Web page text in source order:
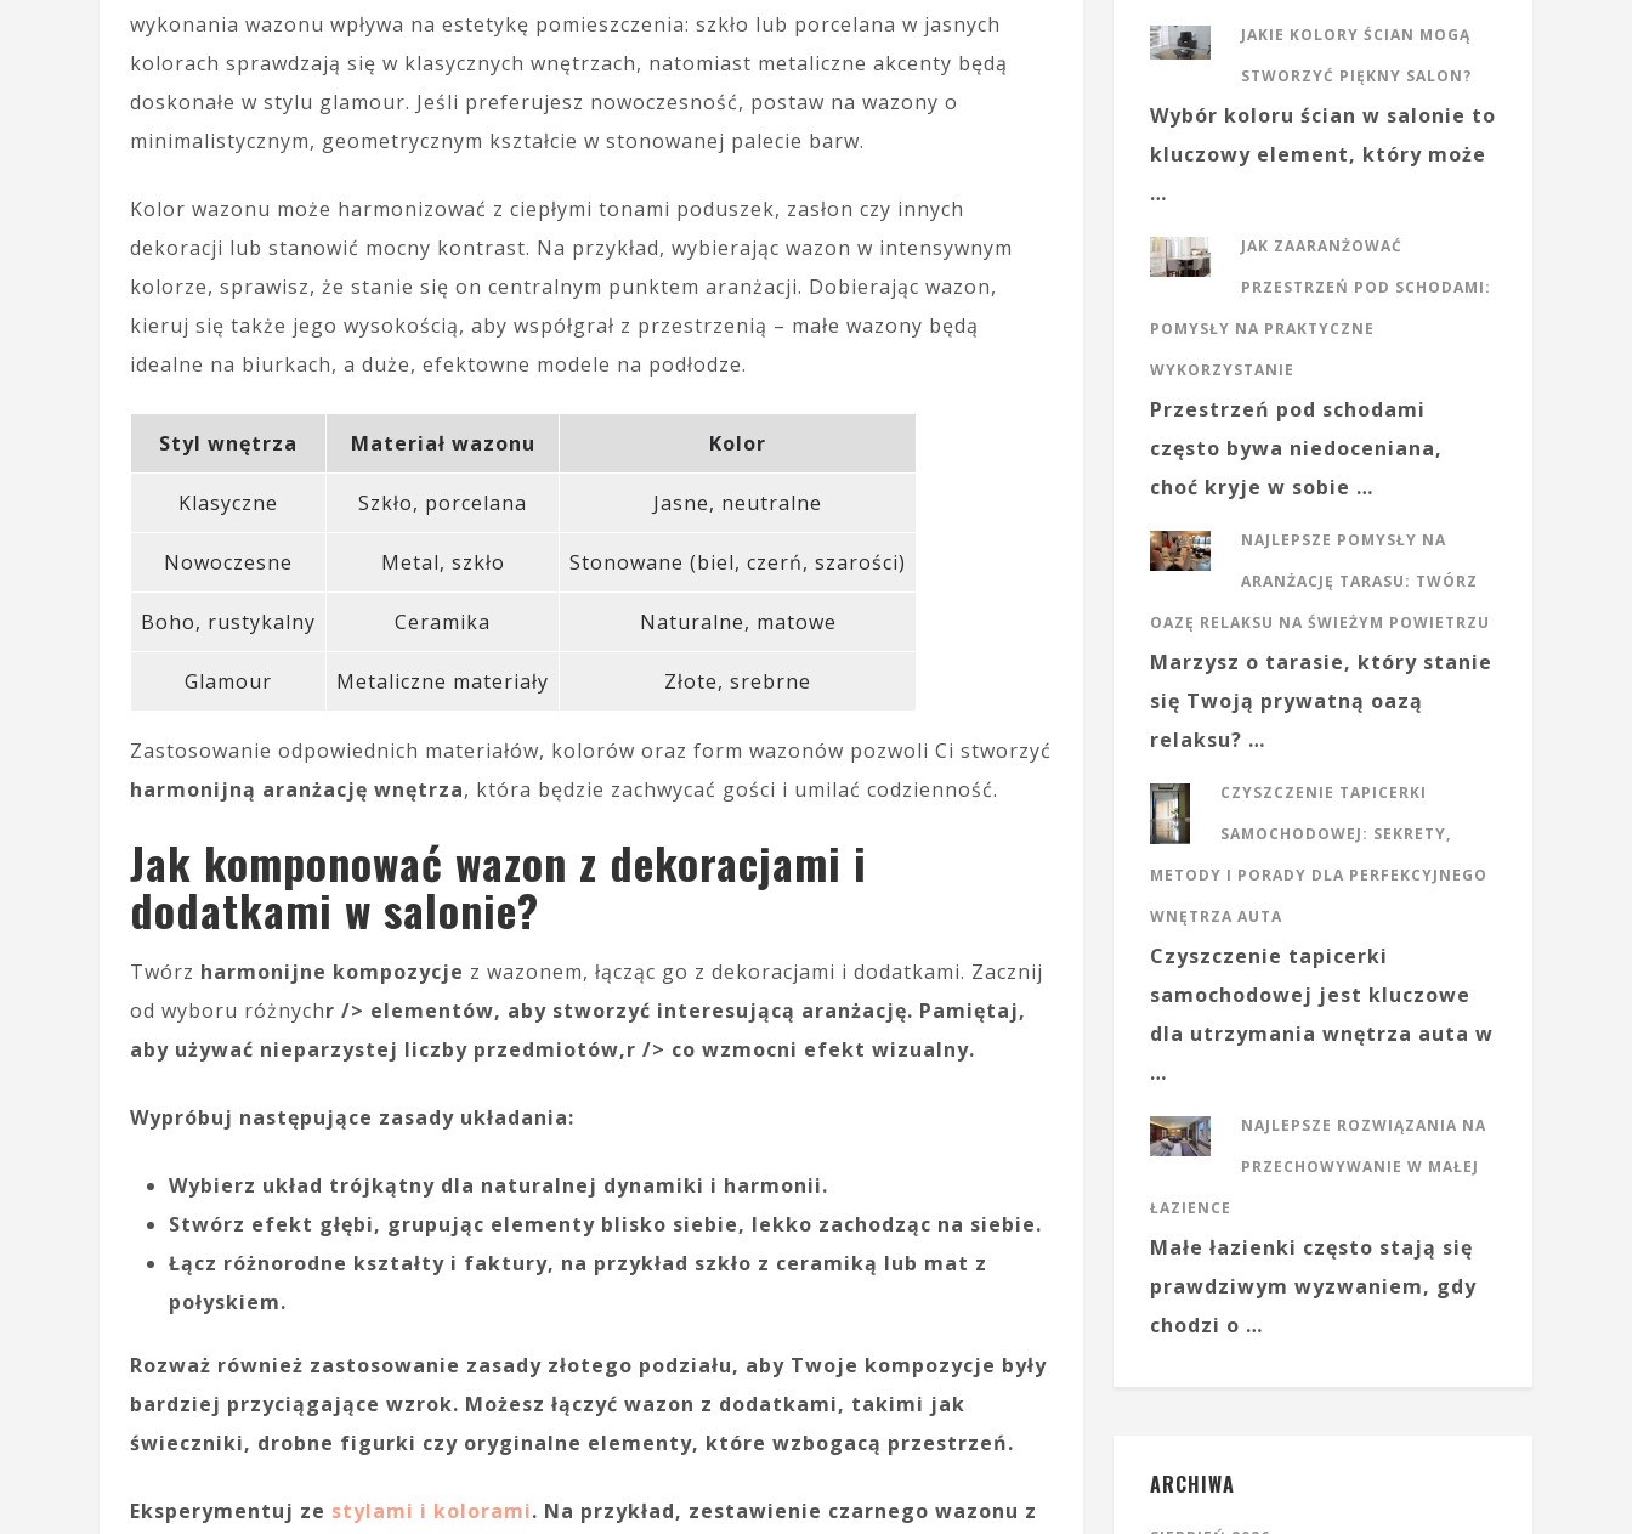
wykonania wazonu wpływa na estetykę pomieszczenia: szkło lub porcelana w jasnych
kolorach sprawdzają się w klasycznych wnętrzach, natomiast metaliczne akcenty będą
doskonałe w stylu glamour. Jeśli preferujesz nowoczesność, postaw na wazony o
minimalistycznym, geometrycznym kształcie w stonowanej palecie barw.
Kolor wazonu może harmonizować z ciepłymi tonami poduszek, zasłon czy innych
dekoracji lub stanowić mocny kontrast. Na przykład, wybierając wazon w intensywnym
kolorze, sprawisz, że stanie się on centralnym punktem aranżacji. Dobierając wazon,
kieruj się także jego wysokością, aby współgrał z przestrzenią – małe wazony będą
idealne na biurkach, a duże, efektowne modele na podłodze.
Styl wnętrza Materiał wazonu Kolor
Klasyczne Szkło, porcelana Jasne, neutralne
Nowoczesne Metal, szkło Stonowane (biel, czerń, szarości)
Boho, rustykalny Ceramika Naturalne, matowe
Glamour Metaliczne materiały Złote, srebrne
Zastosowanie odpowiednich materiałów, kolorów oraz form wazonów pozwoli Ci stworzyć
harmonijną aranżację wnętrza, która będzie zachwycać gości i umilać codzienność.
Jak komponować wazon z dekoracjami i
dodatkami w salonie?
Twórz harmonijne kompozycje z wazonem, łącząc go z dekoracjami i dodatkami. Zacznij
od wyboru różnychr /> elementów, aby stworzyć interesującą aranżację. Pamiętaj,
aby używać nieparzystej liczby przedmiotów,r /> co wzmocni efekt wizualny.
Wypróbuj następujące zasady układania:
Wybierz układ trójkątny dla naturalnej dynamiki i harmonii.
Stwórz efekt głębi, grupując elementy blisko siebie, lekko zachodząc na siebie.
Łącz różnorodne kształty i faktury, na przykład szkło z ceramiką lub mat z
połyskiem.
Rozważ również zastosowanie zasady złotego podziału, aby Twoje kompozycje były
bardziej przyciągające wzrok. Możesz łączyć wazon z dodatkami, takimi jak
świeczniki, drobne figurki czy oryginalne elementy, które wzbogacą przestrzeń.
Eksperymentuj ze stylami i kolorami. Na przykład, zestawienie czarnego wazonu z
JAKIE KOLORY ŚCIAN MOGĄ
STWORZYĆ PIĘKNY SALON?
Wybór koloru ścian w salonie to
kluczowy element, który może
…
JAK ZAARANŻOWAĆ
PRZESTRZEŃ POD SCHODAMI:
POMYSŁY NA PRAKTYCZNE
WYKORZYSTANIE
Przestrzeń pod schodami
często bywa niedoceniana,
choć kryje w sobie …
NAJLEPSZE POMYSŁY NA
ARANŻACJĘ TARASU: TWÓRZ
OAZĘ RELAKSU NA ŚWIEŻYM POWIETRZU
Marzysz o tarasie, który stanie
się Twoją prywatną oazą
relaksu? …
CZYSZCZENIE TAPICERKI
SAMOCHODOWEJ: SEKRETY,
METODY I PORADY DLA PERFEKCYJNEGO
WNĘTRZA AUTA
Czyszczenie tapicerki
samochodowej jest kluczowe
dla utrzymania wnętrza auta w
…
NAJLEPSZE ROZWIĄZANIA NA
PRZECHOWYWANIE W MAŁEJ
ŁAZIENCE
Małe łazienki często stają się
prawdziwym wyzwaniem, gdy
chodzi o …
ARCHIWA